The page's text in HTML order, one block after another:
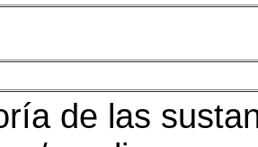
de las